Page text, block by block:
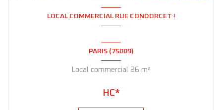
LOCAL COMMERCIAL RUE CONDORCET !
PARIS (75009)
Local commercial 26 m²
HC*